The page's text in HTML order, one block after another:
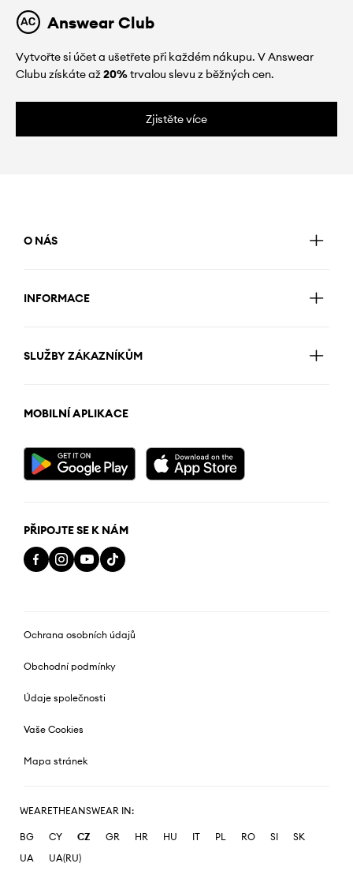
Answear Club
Vytvořte si účet a ušetřete při každém nákupu. V Answear
Clubu získáte až20%trvalou slevu z běžných cen.
Zjistěte více
O NÁS
INFORMACE
SLUŽBY ZÁKAZNÍKŮM
MOBILNÍ APLIKACE
PŘIPOJTE SE K NÁM
Ochrana osobních údajů
Obchodní podmínky
Údaje společnosti
Vaše Cookies
Mapa stránek
WEARETHEANSWEAR IN:
BG CY CZ GR HR HU IT PL RO SI
SK
UA
UA(RU)